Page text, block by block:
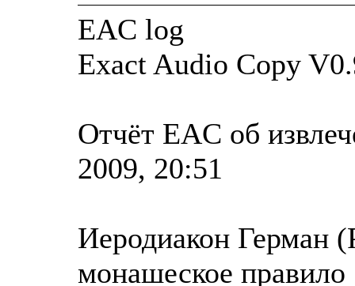
EAC log
Exact Audio Copy
Отчёт EAC об
2009, 20:51
Иеродиакон Герман
монашеское правило